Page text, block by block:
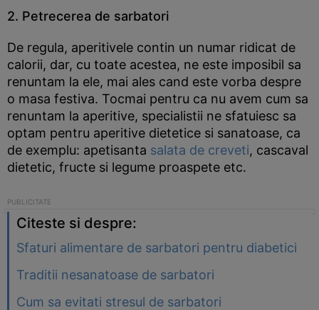
2. Petrecerea de sarbatori
De regula, aperitivele contin un numar ridicat de
calorii, dar, cu toate acestea, ne este imposibil sa
renuntam la ele, mai ales cand este vorba despre
o masa festiva. Tocmai pentru ca nu avem cum sa
renuntam la aperitive, specialistii ne sfatuiesc sa
optam pentru aperitive dietetice si sanatoase, ca
de exemplu: apetisanta salata de creveti, cascaval
dietetic, fructe si legume proaspete etc.
Citeste si despre:
Sfaturi alimentare de sarbatori pentru diabetici
Traditii nesanatoase de sarbatori
Cum sa evitati stresul de sarbatori